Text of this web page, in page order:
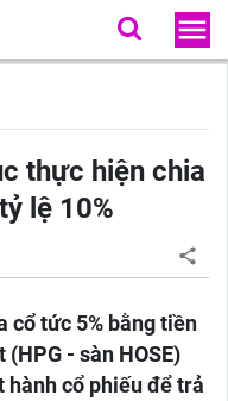
thực hiện chia
lệ 10%
cổ tức 5% bằng tiền
- sàn HOSE)
hành cổ phiếu để trả